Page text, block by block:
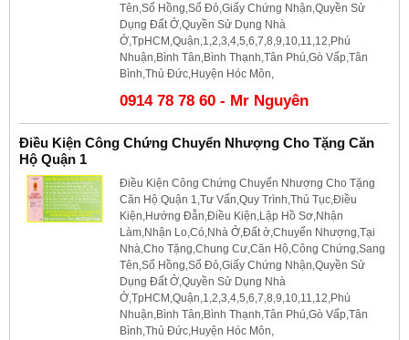
Tên,Sổ Hồng,Sổ Đỏ,Giấy Chứng Nhận,Quyền Sử
Dụng Đất Ở,Quyền Sử Dụng Nhà
Ở,TpHCM,Quận,1,2,3,4,5,6,7,8,9,10,11,12,Phú
Nhuận,Bình Tân,Bình Thạnh,Tân Phú,Gò Vấp,Tân
Bình,Thủ Đức,Huyện Hóc Môn,
0914 78 78 60 - Mr Nguyên
Điều Kiện Công Chứng Chuyển Nhượng Cho Tặng Căn
Hộ Quận 1
Điều Kiện Công Chứng Chuyển Nhượng Cho Tặng
Căn Hộ Quận 1,Tư Vấn,Quy Trình,Thủ Tục,Điều
Kiện,Hướng Đẫn,Điều Kiện,Lập Hồ Sơ,Nhận
Làm,Nhận Lo,Có,Nhà Ở,Đất ở,Chuyển Nhượng,Tại
Nhà,Cho Tặng,Chung Cư,Căn Hộ,Công Chứng,Sang
Tên,Sổ Hồng,Sổ Đỏ,Giấy Chứng Nhận,Quyền Sử
Dụng Đất Ở,Quyền Sử Dụng Nhà
Ở,TpHCM,Quận,1,2,3,4,5,6,7,8,9,10,11,12,Phú
Nhuận,Bình Tân,Bình Thạnh,Tân Phú,Gò Vấp,Tân
Bình,Thủ Đức,Huyện Hóc Môn,